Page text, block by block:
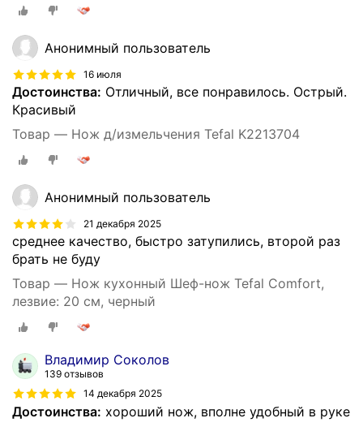
Анонимный пользователь
16 июля
Достоинства: Отличный, все понравилось. Острый.
Красивый
Товар — Нож д/измельчения Tefal K2213704
Анонимный пользователь
21 декабря 2025
среднее качество, быстро затупились, второй раз
брать не буду
Товар — Нож кухонный Шеф-нож Tefal Comfort,
лезвие: 20 см, черный
Владимир Соколов
139 отзывов
14 декабря 2025
Достоинства: хороший нож, вполне удобный в руке